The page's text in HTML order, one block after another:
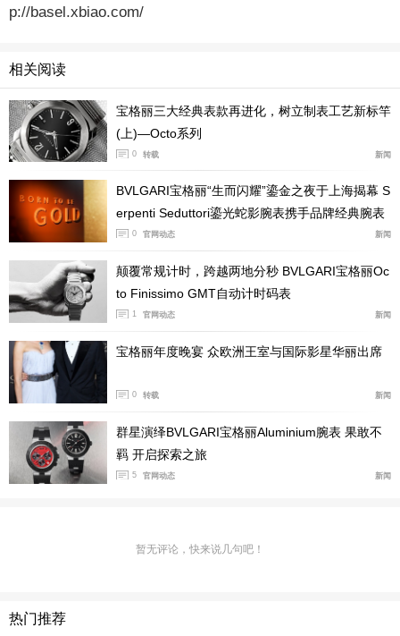
p://basel.xbiao.com/
相关阅读
宝格丽三大经典表款再进化，树立制表工艺新标竿
(上)—Octo系列
0 转载 新闻
BVLGARI宝格丽“生而闪耀”鎏金之夜于上海揭幕 S
erpenti Seduttori鎏光蛇影腕表携手品牌经典腕表
新作绽放璀璨华彩
0 官网动态 新闻
颠覆常规计时，跨越两地分秒 BVLGARI宝格丽Oc
to Finissimo GMT自动计时码表
1 官网动态 新闻
宝格丽年度晚宴 众欧洲王室与国际影星华丽出席
0 转载 新闻
群星演绎BVLGARI宝格丽Aluminium腕表 果敢不
羁 开启探索之旅
5 官网动态 新闻
暂无评论，快来说几句吧！
热门推荐